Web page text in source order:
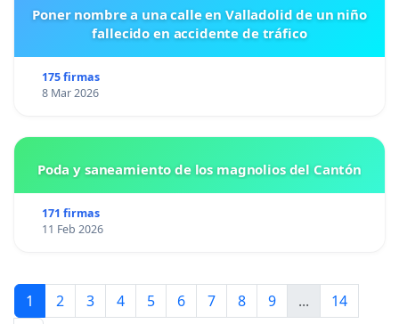
Poner nombre a una calle en Valladolid de un niño
fallecido en accidente de tráfico
175 firmas
8 Mar 2026
Poda y saneamiento de los magnolios del Cantón
171 firmas
11 Feb 2026
1 2 3 4 5 6 7 8 9 ...
14